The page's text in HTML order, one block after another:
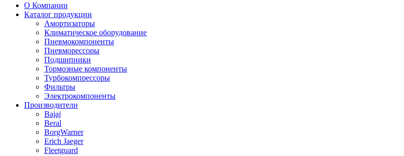
О Компании
Каталог продукции
Амортизаторы
Климатическое оборудование
Пневмокомпоненты
Пневморессоры
Подшипники
Тормозные компоненты
Турбокомпрессоры
Фильтры
Электрокомпоненты
Производители
Bajaj
Beral
BorgWarner
Erich Jaeger
Fleetguard